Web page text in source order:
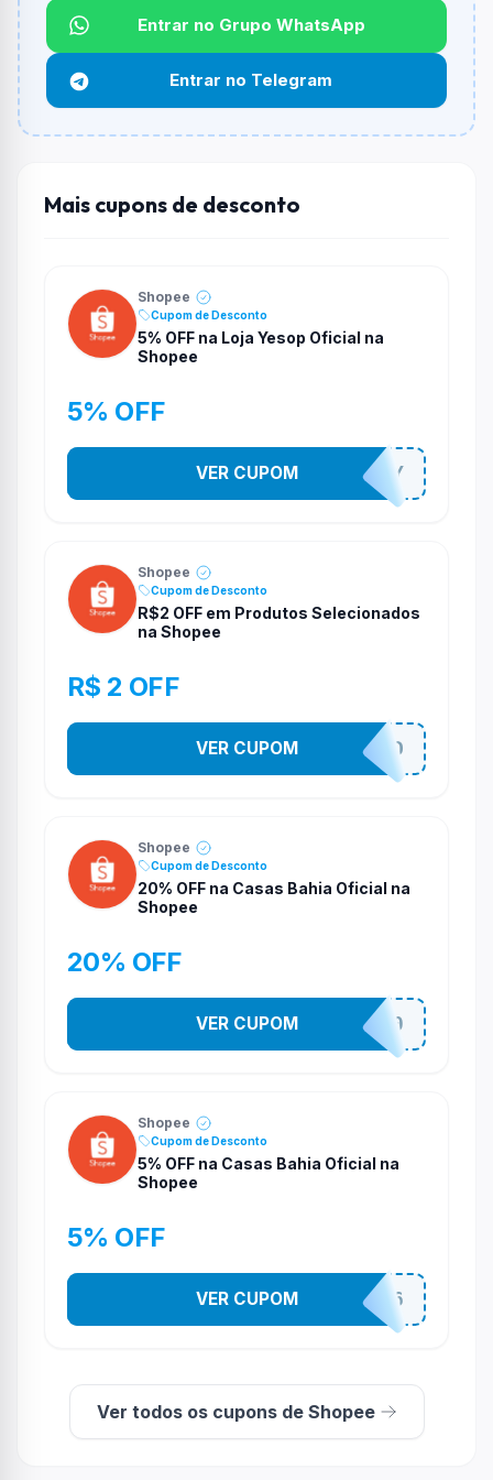
Funciona em qualquer produto?
Não necessariamente. Depende de itens participantes
e alguns vendedores ou produtos especificos podem
não aceitar cupons.
Entrar no Grupo WhatsApp
Entrar no Telegram
Mais cupons de desconto
Shopee
Cupom de Desconto
5% OFF na Loja Yesop Oficial na
Shopee
5% OFF
YESO274Y
VER CUPOM
Shopee
Cupom de Desconto
R$2 OFF em Produtos Selecionados
na Shopee
R$ 2 OFF
VNOXVHJFD
VER CUPOM
Shopee
Cupom de Desconto
20% OFF na Casas Bahia Oficial na
Shopee
20% OFF
CASATEL20
VER CUPOM
Shopee
Cupom de Desconto
5% OFF na Casas Bahia Oficial na
Shopee
5% OFF
CASA03086
VER CUPOM
Ver todos os cupons de Shopee